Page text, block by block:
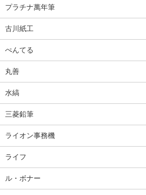
プラチナ萬年筆
古川紙工
ぺんてる
丸善
水縞
三菱鉛筆
ライオン事務機
ライフ
ル・ボナー